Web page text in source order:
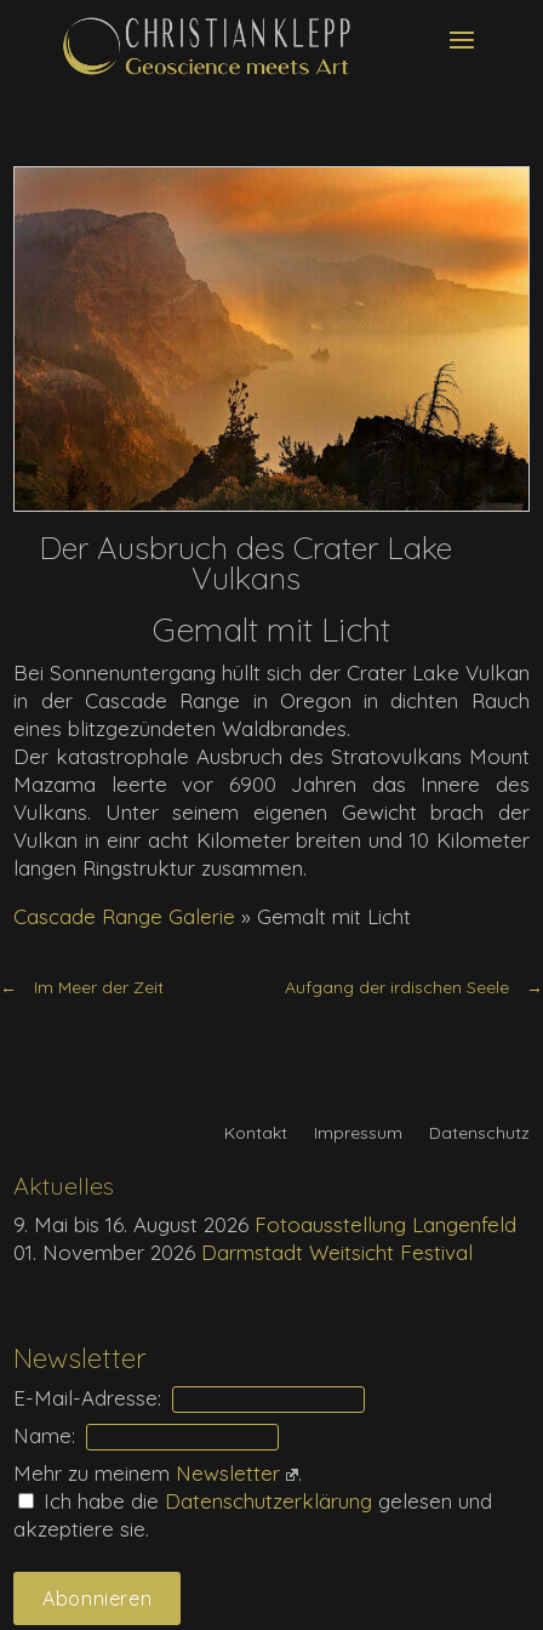
Der Ausbruch des Crater Lake
Vulkans
Gemalt mit Licht
Bei Sonnenuntergang hüllt sich der Crater Lake Vulkan
in der Cascade Range in Oregon in dichten Rauch
eines blitzgezündeten Waldbrandes.
Der katastrophale Ausbruch des Stratovulkans Mount
Mazama leerte vor 6900 Jahren das Innere des
Vulkans. Unter seinem eigenen Gewicht brach der
Vulkan in einr acht Kilometer breiten und 10 Kilometer
langen Ringstruktur zusammen.
Cascade Range Galerie » Gemalt mit Licht
Im Meer der Zeit Aufgang der irdischen Seele
Newsletter
E-Mail-Adresse:
Name:
Mehr zu meinem Newsletter
.
Ich habe die Daten­schutz­erklärung gelesen und
akzeptiere sie.
Aktuelles
9. Mai bis 16. August 2026 Fotoausstellung Langenfeld
01. November 2026 Darmstadt Weitsicht Festival
Kontakt Impressum Datenschutz